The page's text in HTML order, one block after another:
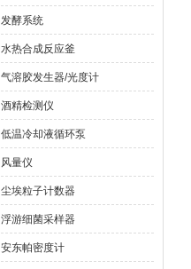
发酵系统
水热合成反应釜
气溶胶发生器/光度计
酒精检测仪
低温冷却液循环泵
风量仪
尘埃粒子计数器
浮游细菌采样器
安东帕密度计